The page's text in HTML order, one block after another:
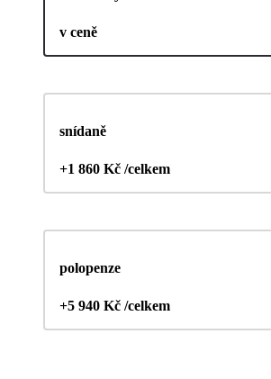
v ceně
snídaně
+1 860 Kč /celkem
polopenze
+5 940 Kč /celkem